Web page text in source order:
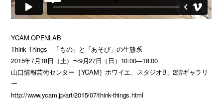
YCAM OPENLAB
Think Things―「もの」と「あそび」の生態系
2015年7月18日（土）〜9月27日（日）10:00―18:00
山口情報芸術センター［YCAM］ホワイエ、スタジオB、2階ギャラリ
ー
http://www.ycam.jp/art/2015/07/think-things.html